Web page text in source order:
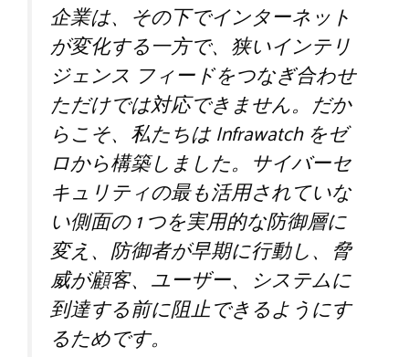
企業は、その下でインターネット
が変化する一方で、狭いインテリ
ジェンス フィードをつなぎ合わせ
ただけでは対応できません。だか
らこそ、私たちは Infrawatch をゼ
ロから構築しました。サイバーセ
キュリティの最も活用されていな
い側面の 1 つを実用的な防御層に
変え、防御者が早期に行動し、脅
威が顧客、ユーザー、システムに
到達する前に阻止できるようにす
るためです。